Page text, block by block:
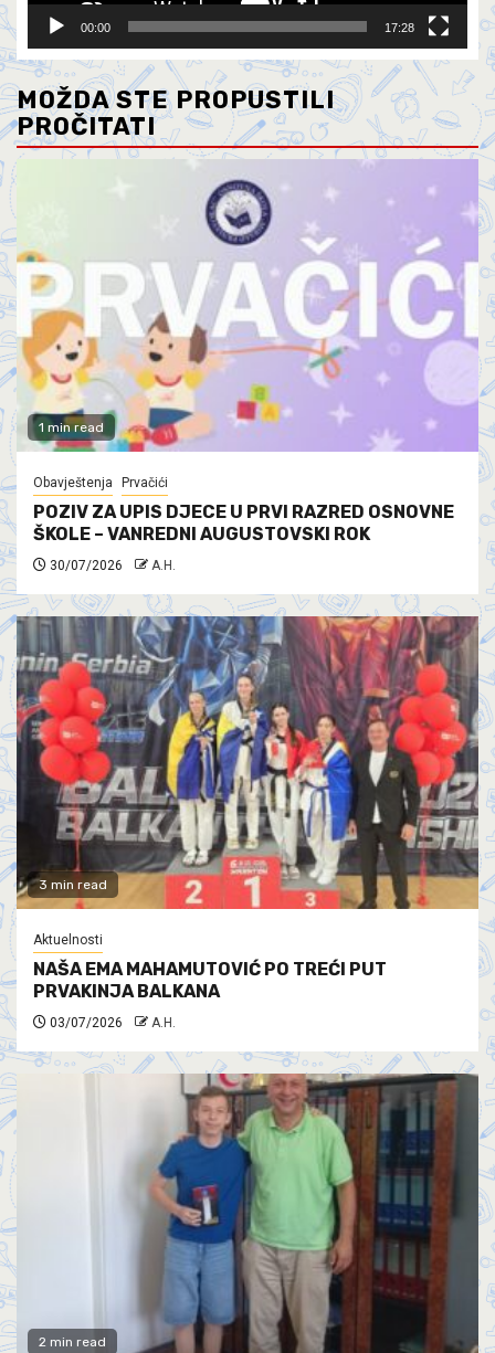
00:00 17:28
MOŽDA STE PROPUSTILI
PROČITATI
1 min read
Obavještenja Prvačići
POZIV ZA UPIS DJECE U PRVI RAZRED OSNOVNE
ŠKOLE – VANREDNI AUGUSTOVSKI ROK
30/07/2026 A.H.
3 min read
Aktuelnosti
NAŠA EMA MAHAMUTOVIĆ PO TREĆI PUT
PRVAKINJA BALKANA
03/07/2026 A.H.
2 min read